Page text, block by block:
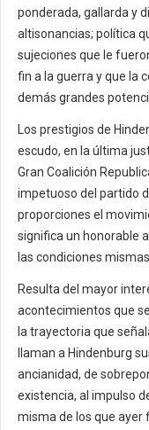
ponderada, gallarda y
altisonancias; política
sujeciones que le
fin a la guerra y que la
demás grandes
Los prestigios de
escudo, en la última
Gran Coalición
impetuoso del partido
proporciones el
significa un honorable
las condiciones
Resulta del mayor
acontecimientos que
la trayectoria que
llaman a Hindenburg
ancianidad, de
existencia, al impulso
misma de los que ayer